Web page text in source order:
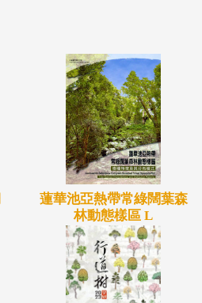
蓮華池亞熱帶常綠闊葉森
林動態樣區 L